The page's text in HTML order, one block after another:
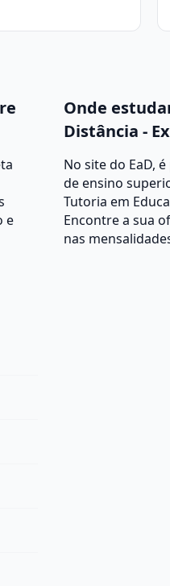
e
Onde
Distância -
No site do EaD,
de ensino
Tutoria em
Encontre a sua
nas